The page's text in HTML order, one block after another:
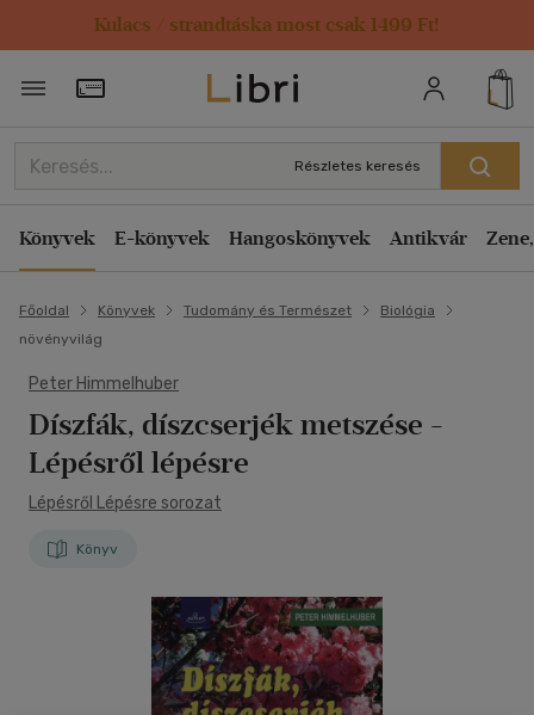
Kulacs / strandtáska most csak 1499 Ft!
Törzsvásárlói Kártya adatai
Részletes keresés
Könyvek E-könyvek Hangoskönyvek Antikvár
Főoldal Könyvek Tudomány és Természet
Biológia
növényvilág
Peter Himmelhuber
Díszfák, díszcserjék metszése -
Lépésről lépésre
Lépésről Lépésre sorozat
Könyv